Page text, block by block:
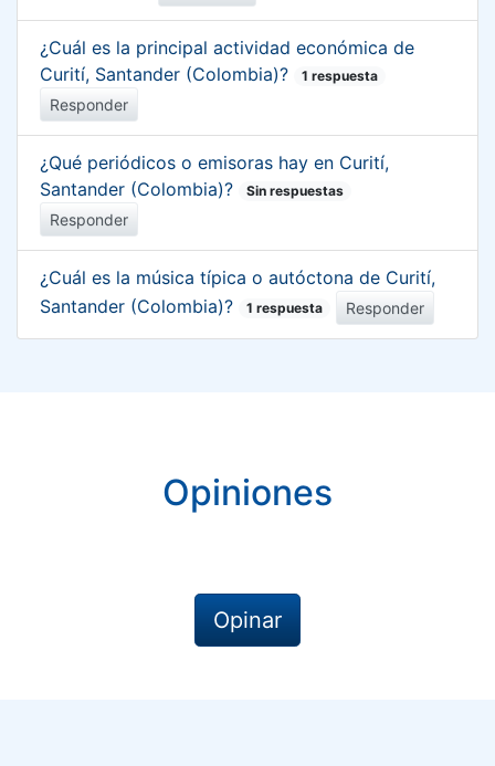
¿Cuál es la principal actividad económica de
Curití, Santander (Colombia)?
1 respuesta
Responder
¿Qué periódicos o emisoras hay en Curití,
Santander (Colombia)?
Sin respuestas
Responder
¿Cuál es la música típica o autóctona de Curití,
Santander (Colombia)?
1 respuesta Responder
Opiniones
Opinar